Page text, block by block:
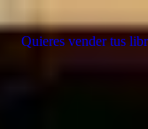
Quieres vender tus